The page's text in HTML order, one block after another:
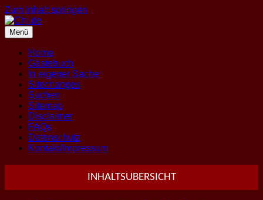
Zum Inhalt springen
Menü
Home
Gästebuch
In eigener Sache
Sitechanges
Suchen
Sitemap
Disclaimer
FAQs
Datenschutz
Kontakt/Impressum
INHALTSUBERSICHT